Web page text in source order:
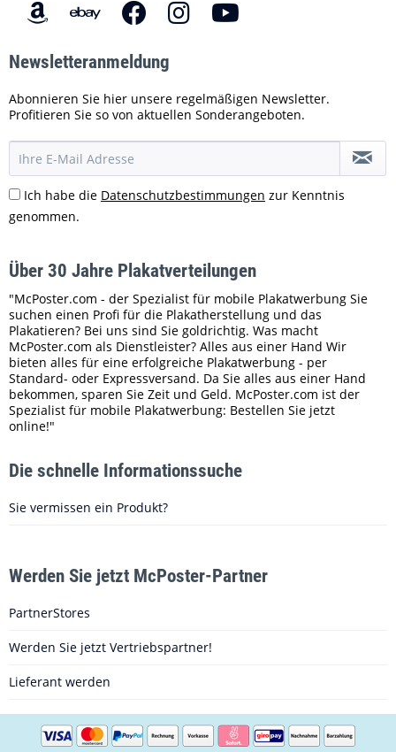
Newsletteranmeldung
Abonnieren Sie hier unsere regelmäßigen Newsletter.
Profitieren Sie so von aktuellen Sonderangeboten.
Ich habe die Datenschutzbestimmungen zur Kenntnis
genommen.
Über 30 Jahre Plakatverteilungen
"McPoster.com - der Spezialist für mobile Plakatwerbung Sie
suchen einen Profi für die Plakatherstellung und das
Plakatieren? Bei uns sind Sie goldrichtig. Was macht
McPoster.com als Dienstleister? Alles aus einer Hand Wir
bieten alles für eine erfolgreiche Plakatwerbung - per
Standard- oder Expressversand. Da Sie alles aus einer Hand
bekommen, sparen Sie Zeit und Geld. McPoster.com ist der
Spezialist für mobile Plakatwerbung: Bestellen Sie jetzt
online!"
Die schnelle Informationssuche
Sie vermissen ein Produkt?
Werden Sie jetzt McPoster-Partner
PartnerStores
Werden Sie jetzt Vertriebspartner!
Lieferant werden